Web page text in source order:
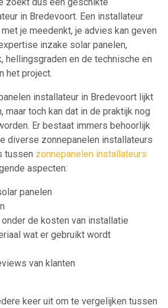
zoekt dus een geschikte
in Bredevoort. Een installateur
je meedenkt, je advies kan geven
inzake solar panelen,
hellingsgraden en de technische en
het project.
installateur in Bredevoort lijkt
maar toch kan dat in de praktijk nog
Er bestaat immers behoorlijk
diverse zonnepanelen installateurs
tussen zonnepanelen installateurs
aspecten:
panelen
de kosten van installatie
wat er gebruikt wordt
van klanten
keer uit om te vergelijken tussen